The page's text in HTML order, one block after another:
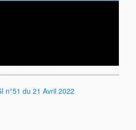
n°51 du 21 Avril 2022